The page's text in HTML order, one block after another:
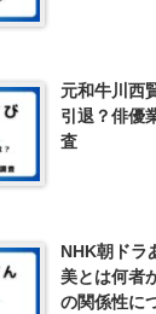
元和牛川西
引退？俳優
査
NHK朝ドラ
美とは何者
の関係性に